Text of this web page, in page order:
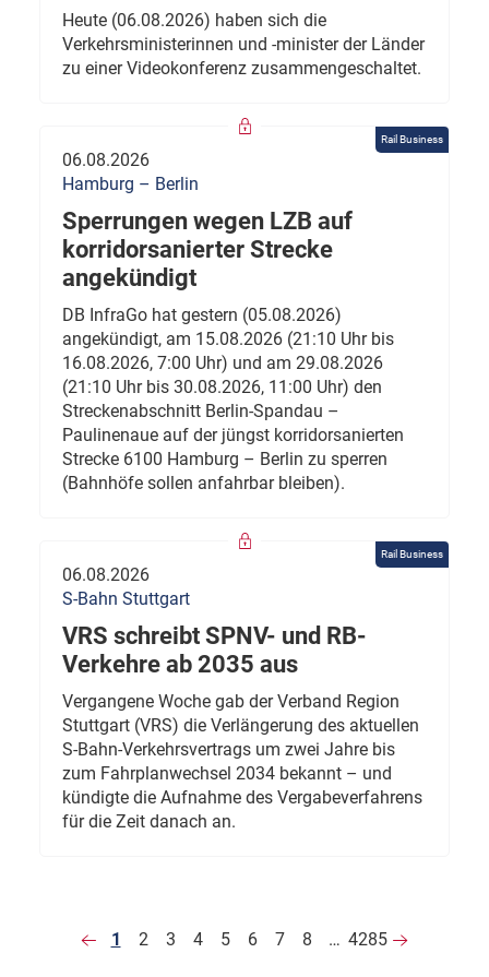
Heute (06.08.2026) haben sich die
Verkehrsministerinnen und -minister der Länder
zu einer Videokonferenz zusammengeschaltet.
Rail Business
06.08.2026
Hamburg – Berlin
Sperrungen wegen LZB auf
korridorsanierter Strecke
angekündigt
DB InfraGo hat gestern (05.08.2026)
angekündigt, am 15.08.2026 (21:10 Uhr bis
16.08.2026, 7:00 Uhr) und am 29.08.2026
(21:10 Uhr bis 30.08.2026, 11:00 Uhr) den
Streckenabschnitt Berlin-Spandau –
Paulinenaue auf der jüngst korridorsanierten
Strecke 6100 Hamburg – Berlin zu sperren
(Bahnhöfe sollen anfahrbar bleiben).
Rail Business
06.08.2026
S-Bahn Stuttgart
VRS schreibt SPNV- und RB-
Verkehre ab 2035 aus
Vergangene Woche gab der Verband Region
Stuttgart (VRS) die Verlängerung des aktuellen
S-Bahn-Verkehrsvertrags um zwei Jahre bis
zum Fahrplanwechsel 2034 bekannt – und
kündigte die Aufnahme des Vergabeverfahrens
für die Zeit danach an.
1 2 3 4 5 6 7 8 … 4285